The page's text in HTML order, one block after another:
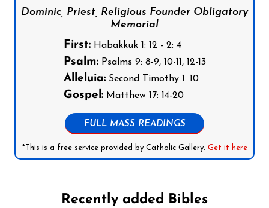
Dominic, Priest, Religious Founder Obligatory
Memorial
First:Habakkuk 1: 12 - 2: 4
Psalm:Psalms 9: 8-9, 10-11, 12-13
Alleluia:Second Timothy 1: 10
Gospel:Matthew 17: 14-20
FULL MASS READINGS
*This is a free service provided by Catholic Gallery. Get it here
Recently added Bibles